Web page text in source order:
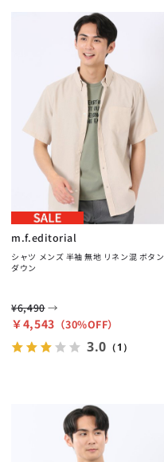
m.f.editorial
シャツ メンズ 半袖 無地 リネン混 ボタン
ダウン
¥6,490 →
￥4,543 （30%OFF）
3.0 （1）